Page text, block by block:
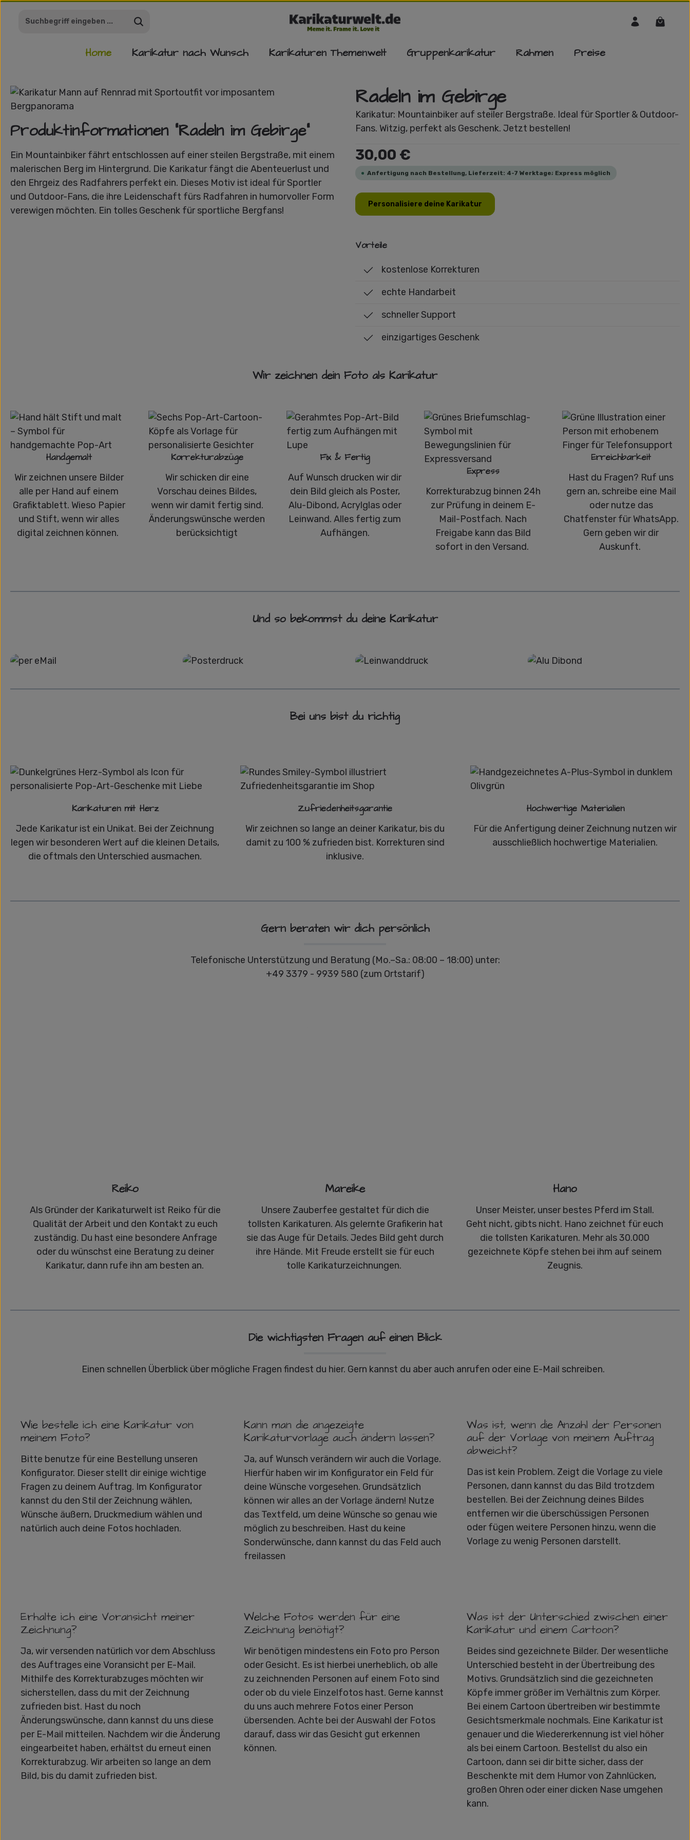
Home Karikatur nach Wunsch Karikaturen Themenwelt Gruppenkarikatur Rahmen Preise
Bildergalerie überspringen Radeln im Gebirge
Karikatur: Mountainbiker auf steiler Bergstraße. Ideal für Sportler & Outdoor-
Fans. Witzig, perfekt als Geschenk. Jetzt bestellen!
Regulärer Preis:
30,00 €
Anfertigung nach Bestellung, Lieferzeit: 4-7 Werktage; Express möglich
Personalisiere deine Karikatur
Vorteile
kostenlose Korrekturen
echte Handarbeit
schneller Support
einzigartiges Geschenk
Produktinformationen "Radeln im Gebirge"
Ein Mountainbiker fährt entschlossen auf einer steilen Bergstraße, mit einem
malerischen Berg im Hintergrund. Die Karikatur fängt die Abenteuerlust und
den Ehrgeiz des Radfahrers perfekt ein. Dieses Motiv ist ideal für Sportler
und Outdoor-Fans, die ihre Leidenschaft fürs Radfahren in humorvoller Form
verewigen möchten. Ein tolles Geschenk für sportliche Bergfans!
Wir zeichnen dein Foto als Karikatur
Handgemalt
Wir zeichnen unsere Bilder
alle per Hand auf einem
Grafiktablett. Wieso Papier
und Stift, wenn wir alles
digital zeichnen können.
Korrekturabzüge
Wir schicken dir eine
Vorschau deines Bildes,
wenn wir damit fertig sind.
Änderungswünsche werden
berücksichtigt
Fix & Fertig
Auf Wunsch drucken wir dir
dein Bild gleich als Poster,
Alu-Dibond, Acrylglas oder
Leinwand. Alles fertig zum
Aufhängen.
Express
Korrekturabzug binnen 24h
zur Prüfung in deinem E-
Mail-Postfach. Nach
Freigabe kann das Bild
sofort in den Versand.
Erreichbarkeit
Hast du Fragen? Ruf uns
gern an, schreibe eine Mail
oder nutze das
Chatfenster für WhatsApp.
Gern geben wir dir
Auskunft.
Und so bekommst du deine Karikatur
Bei uns bist du richtig
Karikaturen mit Herz
Jede Karikatur ist ein Unikat. Bei der Zeichnung
legen wir besonderen Wert auf die kleinen Details,
die oftmals den Unterschied ausmachen.
Zufriedenheitsgarantie
Wir zeichnen so lange an deiner Karikatur, bis du
damit zu 100 % zufrieden bist. Korrekturen sind
inklusive.
Hochwertige Materialien
Für die Anfertigung deiner Zeichnung nutzen wir
ausschließlich hochwertige Materialien.
Gern beraten wir dich persönlich
Telefonische Unterstützung und Beratung (Mo.–Sa.: 08:00 – 18:00) unter:
+49 3379 - 9939 580 (zum Ortstarif)
Reiko
Als Gründer der Karikaturwelt ist Reiko für die
Qualität der Arbeit und den Kontakt zu euch
zuständig. Du hast eine besondere Anfrage
oder du wünschst eine Beratung zu deiner
Karikatur, dann rufe ihn am besten an.
Mareike
Unsere Zauberfee gestaltet für dich die
tollsten Karikaturen. Als gelernte Grafikerin hat
sie das Auge für Details. Jedes Bild geht durch
ihre Hände. Mit Freude erstellt sie für euch
tolle Karikaturzeichnungen.
Hano
Unser Meister, unser bestes Pferd im Stall.
Geht nicht, gibts nicht. Hano zeichnet für euch
die tollsten Karikaturen. Mehr als 30.000
gezeichnete Köpfe stehen bei ihm auf seinem
Zeugnis.
Die wichtigsten Fragen auf einen Blick
Einen schnellen Überblick über mögliche Fragen findest du hier. Gern kannst du aber auch anrufen oder eine E-Mail schreiben.
Wie bestelle ich eine Karikatur von
meinem Foto?
Bitte benutze für eine Bestellung unseren
Konfigurator. Dieser stellt dir einige wichtige
Fragen zu deinem Auftrag. Im Konfigurator
kannst du den Stil der Zeichnung wählen,
Wünsche äußern, Druckmedium wählen und
natürlich auch deine Fotos hochladen.
Kann man die angezeigte
Karikaturvorlage auch ändern lassen?
Ja, auf Wunsch verändern wir auch die Vorlage.
Hierfür haben wir im Konfigurator ein Feld für
deine Wünsche vorgesehen. Grundsätzlich
können wir alles an der Vorlage ändern! Nutze
das Textfeld, um deine Wünsche so genau wie
möglich zu beschreiben. Hast du keine
Sonderwünsche, dann kannst du das Feld auch
freilassen
Was ist, wenn die Anzahl der Personen
auf der Vorlage von meinem Auftrag
abweicht?
Das ist kein Problem. Zeigt die Vorlage zu viele
Personen, dann kannst du das Bild trotzdem
bestellen. Bei der Zeichnung deines Bildes
entfernen wir die überschüssigen Personen
oder fügen weitere Personen hinzu, wenn die
Vorlage zu wenig Personen darstellt.
Erhalte ich eine Voransicht meiner
Zeichnung?
Ja, wir versenden natürlich vor dem Abschluss
des Auftrages eine Voransicht per E-Mail.
Mithilfe des Korrekturabzuges möchten wir
sicherstellen, dass du mit der Zeichnung
zufrieden bist. Hast du noch
Änderungswünsche, dann kannst du uns diese
per E-Mail mitteilen. Nachdem wir die Änderung
eingearbeitet haben, erhältst du erneut einen
Korrekturabzug. Wir arbeiten so lange an dem
Bild, bis du damit zufrieden bist.
Welche Fotos werden für eine
Zeichnung benötigt?
Wir benötigen mindestens ein Foto pro Person
oder Gesicht. Es ist hierbei unerheblich, ob alle
zu zeichnenden Personen auf einem Foto sind
oder ob du viele Einzelfotos hast. Gerne kannst
du uns auch mehrere Fotos einer Person
übersenden. Achte bei der Auswahl der Fotos
darauf, dass wir das Gesicht gut erkennen
können.
Was ist der Unterschied zwischen einer
Karikatur und einem Cartoon?
Beides sind gezeichnete Bilder. Der wesentliche
Unterschied besteht in der Übertreibung des
Motivs. Grundsätzlich sind die gezeichneten
Köpfe immer größer im Verhältnis zum Körper.
Bei einem Cartoon übertreiben wir bestimmte
Gesichtsmerkmale nochmals. Eine Karikatur ist
genauer und die Wiedererkennung ist viel höher
als bei einem Cartoon. Bestellst du also ein
Cartoon, dann sei dir bitte sicher, dass der
Beschenkte mit dem Humor von Zahnlücken,
großen Ohren oder einer dicken Nase umgehen
kann.